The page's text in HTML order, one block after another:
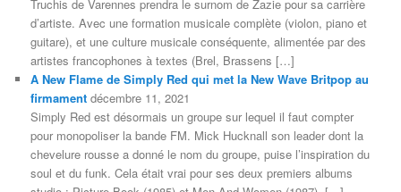
Truchis de Varennes prendra le surnom de Zazie pour sa carrière
d’artiste. Avec une formation musicale complète (violon, piano et
guitare), et une culture musicale conséquente, alimentée par des
artistes francophones à textes (Brel, Brassens […]
A New Flame de Simply Red qui met la New Wave Britpop au
firmament décembre 11, 2021
Simply Red est désormais un groupe sur lequel il faut compter
pour monopoliser la bande FM. Mick Hucknall son leader dont la
chevelure rousse a donné le nom du groupe, puise l’inspiration du
soul et du funk. Cela était vrai pour ses deux premiers albums